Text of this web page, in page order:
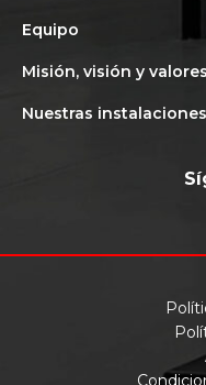
Equipo
Misión, visión y valores
Nuestras instalaciones